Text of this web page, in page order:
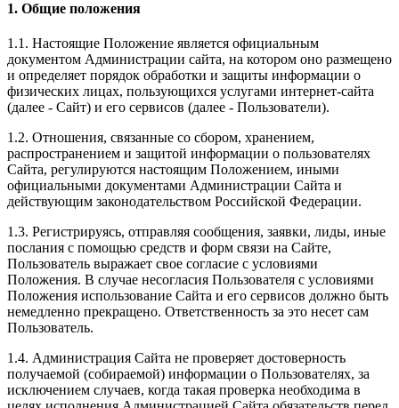
1. Общие положения
1.1. Настоящие Положение является официальным
документом Администрации сайта, на котором оно размещено
и определяет порядок обработки и защиты информации о
физических лицах, пользующихся услугами интернет-сайта
(далее - Сайт) и его сервисов (далее - Пользователи).
1.2. Отношения, связанные со сбором, хранением,
распространением и защитой информации о пользователях
Сайта, регулируются настоящим Положением, иными
официальными документами Администрации Сайта и
действующим законодательством Российской Федерации.
1.3. Регистрируясь, отправляя сообщения, заявки, лиды, иные
послания с помощью средств и форм связи на Сайте,
Пользователь выражает свое согласие с условиями
Положения. В случае несогласия Пользователя с условиями
Положения использование Сайта и его сервисов должно быть
немедленно прекращено. Ответственность за это несет сам
Пользователь.
1.4. Администрация Сайта не проверяет достоверность
получаемой (собираемой) информации о Пользователях, за
исключением случаев, когда такая проверка необходима в